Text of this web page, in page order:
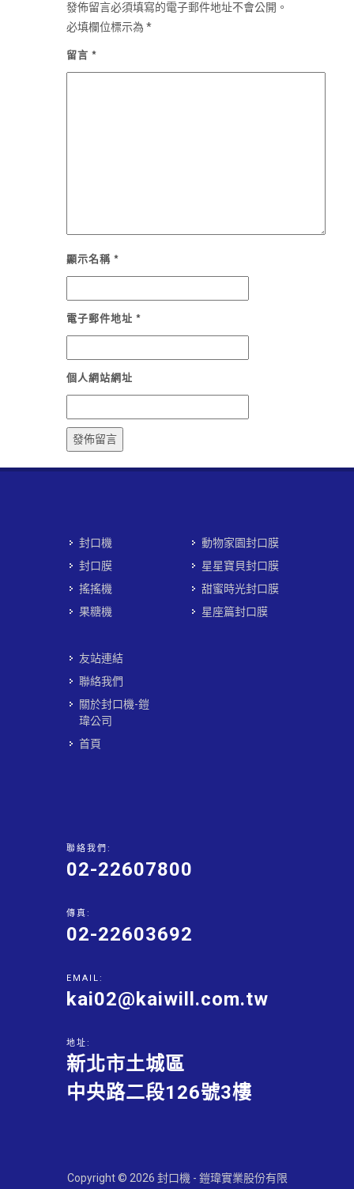
發佈留言必須填寫的電子郵件地址不會公開。
必填欄位標示為 *
留言 *
顯示名稱 *
電子郵件地址 *
個人網站網址
封口機
封口膜
搖搖機
果糖機
動物家園封口膜
星星寶貝封口膜
甜蜜時光封口膜
星座篇封口膜
友站連結
聯絡我們
關於封口機-鎧
瑋公司
首頁
聯絡我們:
02-22607800
傳真:
02-22603692
EMAIL:
kai02@kaiwill.com.tw
地址:
新北市土城區
中央路二段126號3樓
Copyright © 2026 封口機 - 鎧瑋實業股份有限